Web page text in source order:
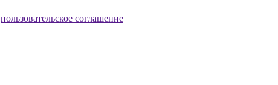
пользовательское соглашение